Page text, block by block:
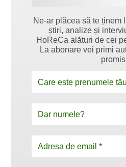
Ne-ar plăcea să te ținem
știri, analize și
HoReCa alături de cei
La abonare vei primi